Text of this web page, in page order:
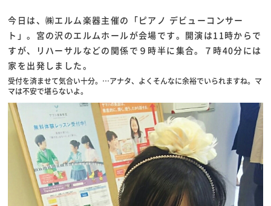
今日は、㈱エルム楽器主催の「ピアノ デビューコンサー
ト」。宮の沢のエルムホールが会場です。開演は11時からで
すが、リハーサルなどの関係で９時半に集合。７時40分には
家を出発しました。
受付を済ませて気合い十分。…アナタ、よくそんなに余裕でいられますね。マ
マは不安で堪らないよ。